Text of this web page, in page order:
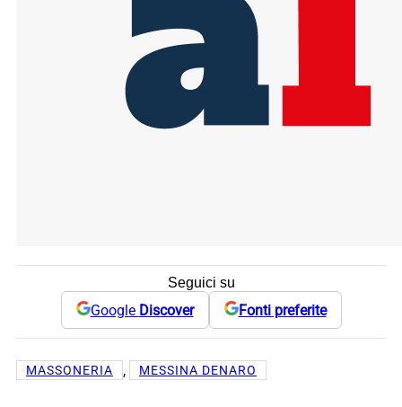
Seguici su
Google Discover Fonti preferite
MASSONERIA , MESSINA DENARO